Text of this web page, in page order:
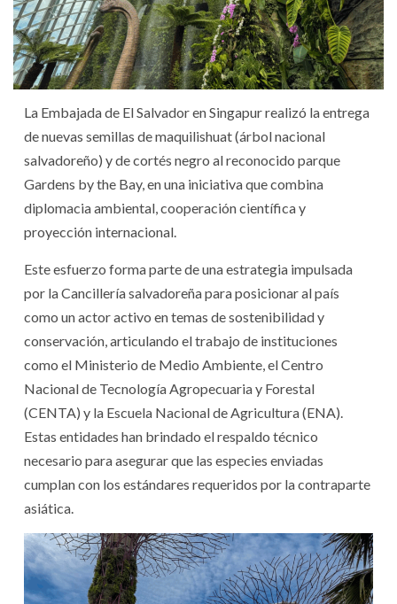
La Embajada de El Salvador en Singapur realizó la entrega
de nuevas semillas de maquilishuat (árbol nacional
salvadoreño) y de cortés negro al reconocido parque
Gardens by the Bay, en una iniciativa que combina
diplomacia ambiental, cooperación científica y
proyección internacional.
Este esfuerzo forma parte de una estrategia impulsada
por la Cancillería salvadoreña para posicionar al país
como un actor activo en temas de sostenibilidad y
conservación, articulando el trabajo de instituciones
como el Ministerio de Medio Ambiente, el Centro
Nacional de Tecnología Agropecuaria y Forestal
(CENTA) y la Escuela Nacional de Agricultura (ENA).
Estas entidades han brindado el respaldo técnico
necesario para asegurar que las especies enviadas
cumplan con los estándares requeridos por la contraparte
asiática.